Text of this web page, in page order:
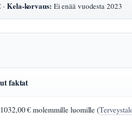
·Kela-korvaus: Ei enää vuodesta 2023
faktat
€ molemmille luomille (